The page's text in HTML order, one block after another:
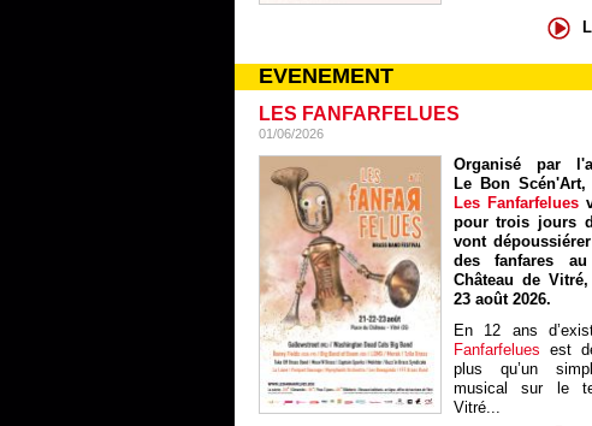
EVENEMENT
LES FANFARFELUES
01/06/2026
Organisé par
Le Bon Scén'Art,
Les Fanfarfelues
pour trois jours
vont
des fanfares
Château de
23 août 2026.
En 12 ans
Fanfarfelues est
plus qu’un
musical sur le
Vitré...